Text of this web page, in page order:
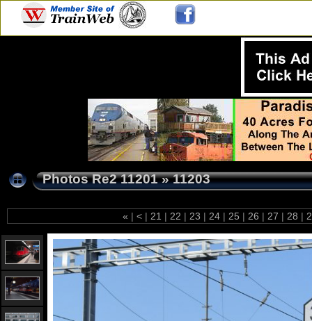
Photos Re2 11201»11203
« | < | 21 | 22 | 23 | 24 | 25 | 26 | 27 | 28 |